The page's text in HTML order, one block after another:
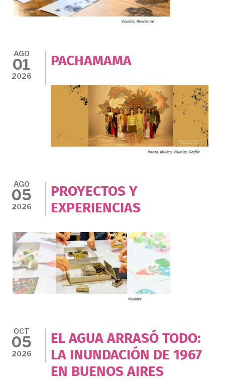
AGO
01
2026
PACHAMAMA
AGO
05
2026
PROYECTOS Y
EXPERIENCIAS
OCT
05
2026
EL AGUA ARRASÓ TODO:
LA INUNDACIÓN DE 1967
EN BUENOS AIRES